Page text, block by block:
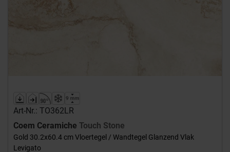
Art-Nr.: TO362LR
Coem Ceramiche Touch Stone
Gold 30.2x60.4 cm Vloertegel / Wandtegel Glanzend Vlak
Levigato